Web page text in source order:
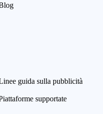
guida sulla pubblicità
supportate